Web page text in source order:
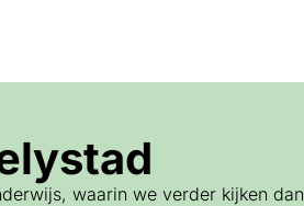
waarin we verder kijken dan